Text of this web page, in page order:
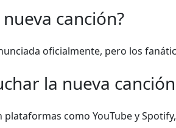
canción?
oficialmente, pero los
la nueva
como YouTube y